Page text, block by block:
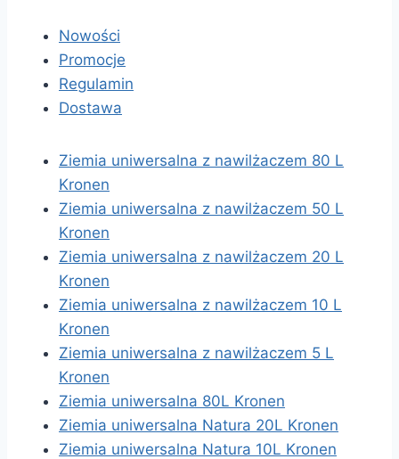
Nowości
Promocje
Regulamin
Dostawa
Ziemia uniwersalna z nawilżaczem 80 L
Kronen
Ziemia uniwersalna z nawilżaczem 50 L
Kronen
Ziemia uniwersalna z nawilżaczem 20 L
Kronen
Ziemia uniwersalna z nawilżaczem 10 L
Kronen
Ziemia uniwersalna z nawilżaczem 5 L
Kronen
Ziemia uniwersalna 80L Kronen
Ziemia uniwersalna Natura 20L Kronen
Ziemia uniwersalna Natura 10L Kronen